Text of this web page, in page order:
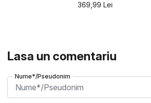
369,99 Lei
Lasa un comentariu
Nume*/Pseudonim